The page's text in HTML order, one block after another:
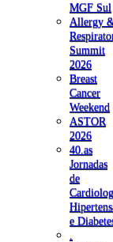
MGF Sul
Allergy
Summit
2026
Breast
Cancer
Weekend
ASTOR
2026
40.as
Jornadas
de
e